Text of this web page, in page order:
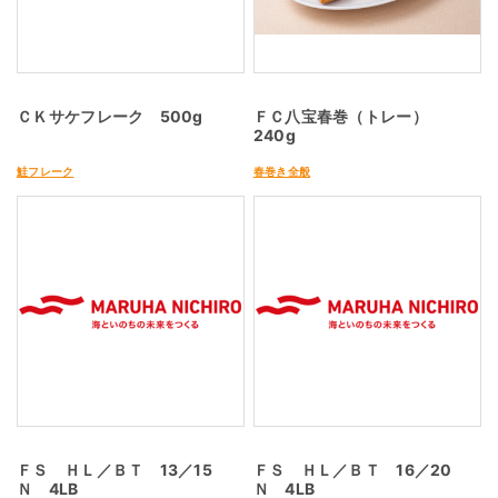
ＣＫサケフレーク 500g
鮭フレーク
ＦＣ八宝春巻（トレー）
240g
春巻き全般
ＦＳ ＨＬ／ＢＴ 13／15
Ｎ 4LB
ＦＳ ＨＬ／ＢＴ 16／20
Ｎ 4LB